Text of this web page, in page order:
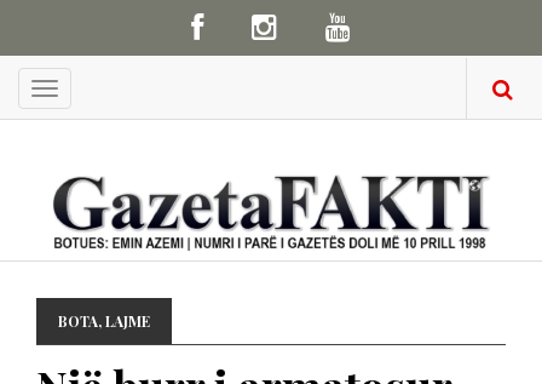
Menu
BOTA,LAJME